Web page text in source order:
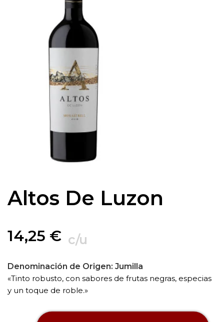
Altos De Luzon
14,25 € c/u
Denominación de Origen: Jumilla
«Tinto robusto, con sabores de frutas negras, especias
y un toque de roble.»